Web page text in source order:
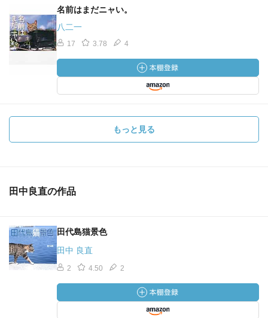
名前はまだニャい。
八二一
17 3.78 4
もっと見る
田中良直の作品
田代島猫景色
田中 良直
2 4.50 2